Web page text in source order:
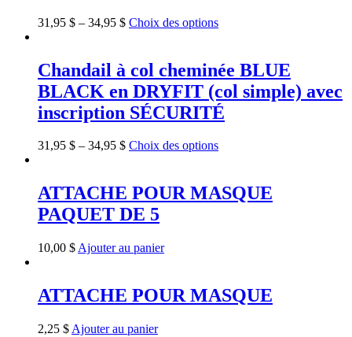
31,95 $ – 34,95 $ Choix des options
Chandail à col cheminée BLUE
BLACK en DRYFIT (col simple) avec
inscription SÉCURITÉ
31,95 $ – 34,95 $ Choix des options
ATTACHE POUR MASQUE
PAQUET DE 5
10,00 $ Ajouter au panier
ATTACHE POUR MASQUE
2,25 $ Ajouter au panier